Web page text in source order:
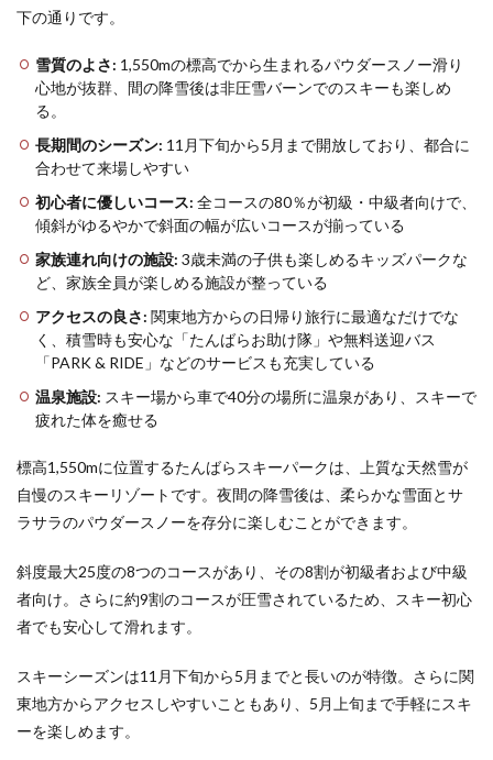
設も
3.2
マイ
カー
3.2.1
川場ス
キー場
――沼
田ICか
ら近
い！
絶好の
パウダ
ー！
最長
3,300m
グラ
ン！
佐久ス
キーガ
パラダ
キー、
スノボ
の後は
やっぱ
だ！
泉を使
用した
下の通りです。
雪質のよさ: 1,550mの標高でから生まれるパウダースノー滑り
心地が抜群、間の降雪後は非圧雪バーンでのスキーも楽しめ
る。
長期間のシーズン: 11月下旬から5月まで開放しており、都合に
合わせて来場しやすい
初心者に優しいコース: 全コースの80％が初級・中級者向けで、
傾斜がゆるやかで斜面の幅が広いコースが揃っている
家族連れ向けの施設: 3歳未満の子供も楽しめるキッズパークな
ど、家族全員が楽しめる施設が整っている
アクセスの良さ: 関東地方からの日帰り旅行に最適なだけでな
く、積雪時も安心な「たんばらお助け隊」や無料送迎バス
「PARK & RIDE」などのサービスも充実している
温泉施設: スキー場から車で40分の場所に温泉があり、スキーで
疲れた体を癒せる
標高1,550mに位置するたんばらスキーパークは、上質な天然雪が
自慢のスキーリゾートです。夜間の降雪後は、柔らかな雪面とサ
ラサラのパウダースノーを存分に楽しむことができます。
斜度最大25度の8つのコースがあり、その8割が初級者および中級
者向け。さらに約9割のコースが圧雪されているため、スキー初心
者でも安心して滑れます。
スキーシーズンは11月下旬から5月までと長いのが特徴。さらに関
東地方からアクセスしやすいこともあり、5月上旬まで手軽にスキ
ーを楽しめます。